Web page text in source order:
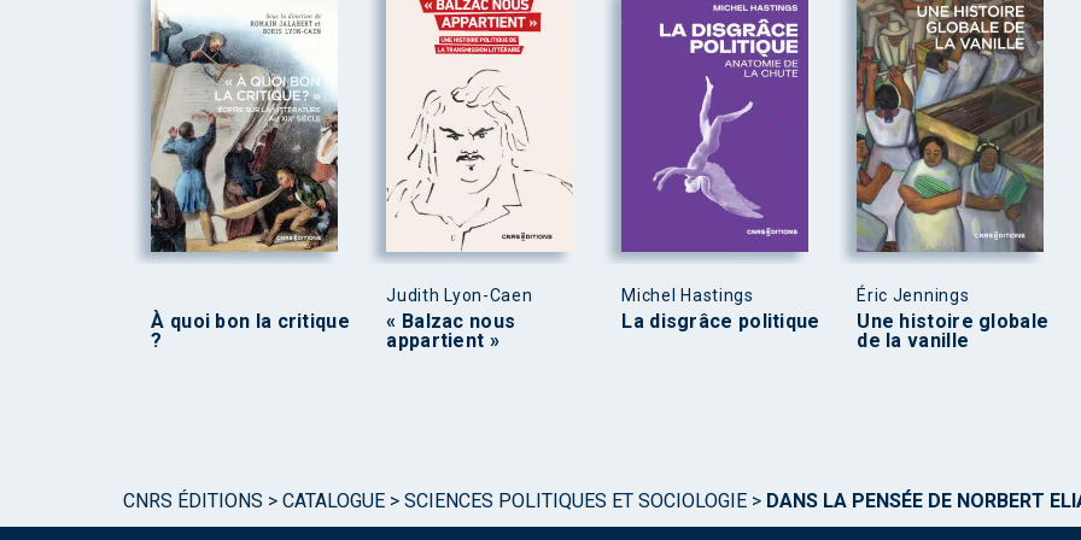
À quoi bon la critique
?
Judith Lyon-Caen
« Balzac nous
appartient »
Michel Hastings
La disgrâce politique
Éric Jennings
Une histoire globale
de la vanille
CNRS ÉDITIONS > CATALOGUE > SCIENCES POLITIQUES ET SOCIOLOGIE > DANS LA PENSÉE DE NORBERT